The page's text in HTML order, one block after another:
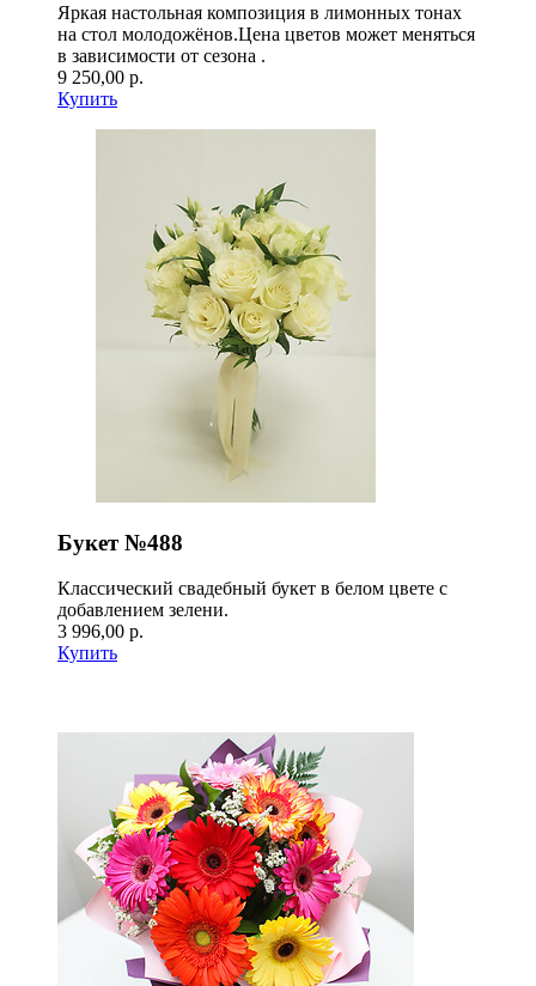
Яркая настольная композиция в лимонных тонах
на стол молодожёнов.Цена цветов может меняться
в зависимости от сезона .
9 250,00 р.
Купить
Букет №488
Классический свадебный букет в белом цвете с
добавлением зелени.
3 996,00 р.
Купить